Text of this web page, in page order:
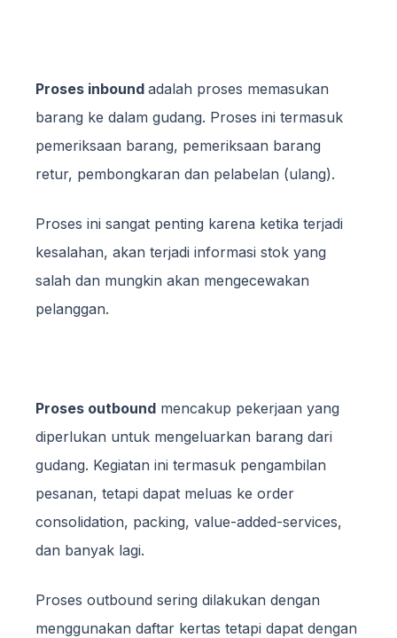
Proses inbound adalah proses memasukan
barang ke dalam gudang. Proses ini termasuk
pemeriksaan barang, pemeriksaan barang
retur, pembongkaran dan pelabelan (ulang).
Proses ini sangat penting karena ketika terjadi
kesalahan, akan terjadi informasi stok yang
salah dan mungkin akan mengecewakan
pelanggan.
Proses outbound mencakup pekerjaan yang
diperlukan untuk mengeluarkan barang dari
gudang. Kegiatan ini termasuk pengambilan
pesanan, tetapi dapat meluas ke order
consolidation, packing, value-added-services,
dan banyak lagi.
Proses outbound sering dilakukan dengan
menggunakan daftar kertas tetapi dapat dengan